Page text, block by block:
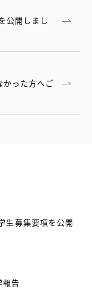
公開しまし
かった方へご
生募集要項を公開
告